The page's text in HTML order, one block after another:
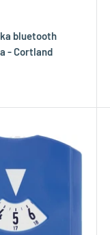
bluetooth
- Cortland